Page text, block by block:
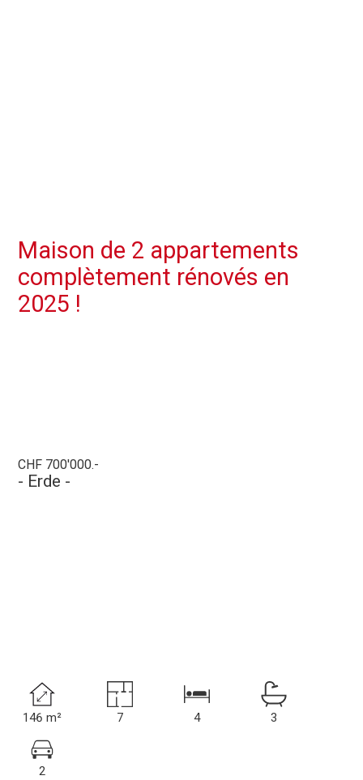
Maison de 2 appartements
complètement rénovés en
2025 !
CHF 700'000.-
- Erde -
146 m² 7 4 3
2